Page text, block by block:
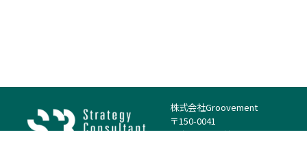
株式会社Groovement
〒150-0041
東京都渋谷区神南1丁目23−14